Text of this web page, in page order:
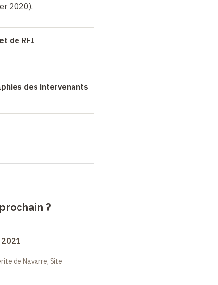
2020).
de RFI
des intervenants
?
de Navarre, Site